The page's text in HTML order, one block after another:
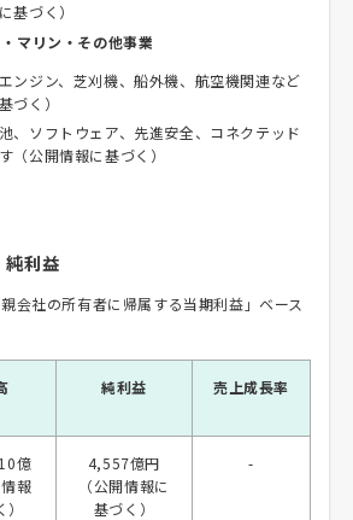
基づく）
マリン・その他事業
ンジン、芝刈機、船外機、航空機関連など
づく）
、ソフトウェア、先進安全、コネクテッド
（公開情報に基づく）
純利益
会社の所有者に帰属する当期利益」ベース
純利益 売上成長率
億
報
4,557億円
（公開情報に
基づく）
-